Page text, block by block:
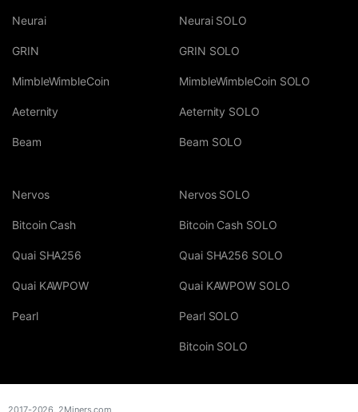
Neurai
GRIN
MimbleWimbleCoin
Aeternity
Beam
Neurai SOLO
GRIN SOLO
MimbleWimbleCoin SOLO
Aeternity SOLO
Beam SOLO
Nervos
Bitcoin Cash
Quai SHA256
Quai KAWPOW
Pearl
Nervos SOLO
Bitcoin Cash SOLO
Quai SHA256 SOLO
Quai KAWPOW SOLO
Pearl SOLO
Bitcoin SOLO
2017-2026, 2Miners.com